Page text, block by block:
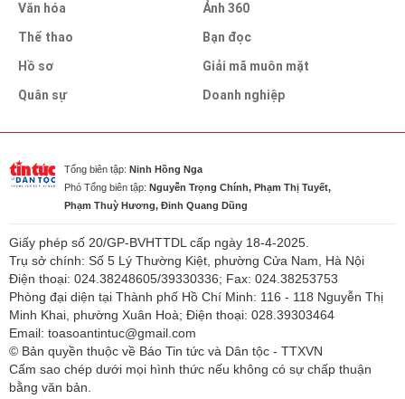
Văn hóa
Thể thao
Hồ sơ
Quân sự
Ảnh 360
Bạn đọc
Giải mã muôn mặt
Doanh nghiệp
Tổng biên tập: Ninh Hồng Nga
Phó Tổng biên tập: Nguyễn Trọng Chính, Phạm Thị Tuyết,
Phạm Thuỳ Hương, Đinh Quang Dũng
Giấy phép số 20/GP-BVHTTDL cấp ngày 18-4-2025.
Trụ sở chính: Số 5 Lý Thường Kiệt, phường Cửa Nam, Hà Nội
Điện thoại: 024.38248605/39330336; Fax: 024.38253753
Phòng đại diện tại Thành phố Hồ Chí Minh: 116 - 118 Nguyễn Thị
Minh Khai, phường Xuân Hoà; Điện thoại: 028.39303464
Email: toasoantintuc@gmail.com
© Bản quyền thuộc về Báo Tin tức và Dân tộc - TTXVN
Cấm sao chép dưới mọi hình thức nếu không có sự chấp thuận
bằng văn bản.